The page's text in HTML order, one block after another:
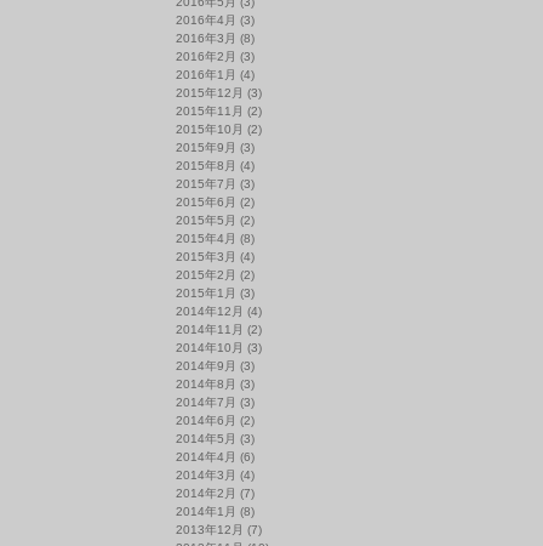
2016年4月 (3)
2016年3月 (8)
2016年2月 (3)
2016年1月 (4)
2015年12月 (3)
2015年11月 (2)
2015年10月 (2)
2015年9月 (3)
2015年8月 (4)
2015年7月 (3)
2015年6月 (2)
2015年5月 (2)
2015年4月 (8)
2015年3月 (4)
2015年2月 (2)
2015年1月 (3)
2014年12月 (4)
2014年11月 (2)
2014年10月 (3)
2014年9月 (3)
2014年8月 (3)
2014年7月 (3)
2014年6月 (2)
2014年5月 (3)
2014年4月 (6)
2014年3月 (4)
2014年2月 (7)
2014年1月 (8)
2013年12月 (7)